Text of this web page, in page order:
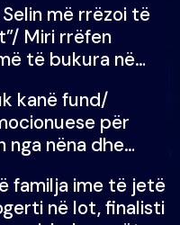
më rrëzoi të
Miri rrëfen
të bukura në
e mëngjesit kur…
kanë fund/
për
nga nëna dhe
Nuk meritoj…
familja ime të jetë
në lot, finalisti